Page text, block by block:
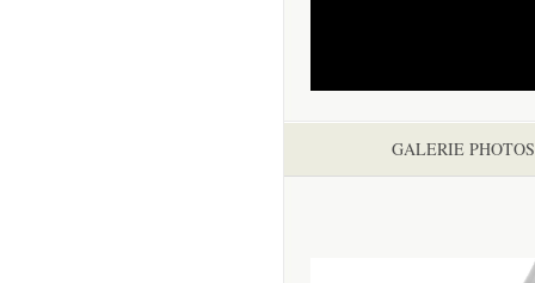
GALERIE PHOTOS